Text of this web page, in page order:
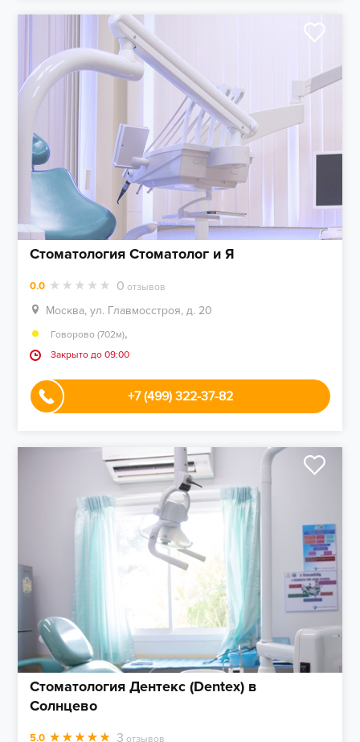
Стоматология Стоматолог и Я
0.0 0 отзывов
Москва, ул. Главмосстроя, д. 20
Говорово (702м),
Закрыто до 09:00
+7 (499) 322-37-82
Стоматология Дентекс (Dentex) в
Солнцево
5.0 3 отзывов